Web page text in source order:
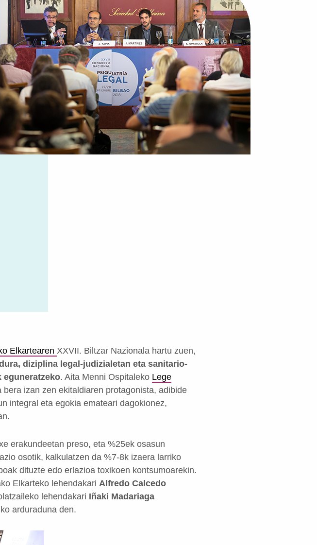
Elkartearen XXVII. Biltzar Nazionala hartu zuen,
diziplina legal-judizialetan eta sanitario-
eguneratzeko. Aita Menni Ospitaleko Lege
izan zen ekitaldiaren protagonista, adibide
integral eta egokia emateari dagokionez,
erakundeetan preso, eta %25ek osasun
osotik, kalkulatzen da %7-8k izaera larriko
dituzte edo erlazioa toxikoen kontsumoarekin.
Elkarteko lehendakari Alfredo Calcedo
lehendakari Iñaki Madariaga
arduraduna den.